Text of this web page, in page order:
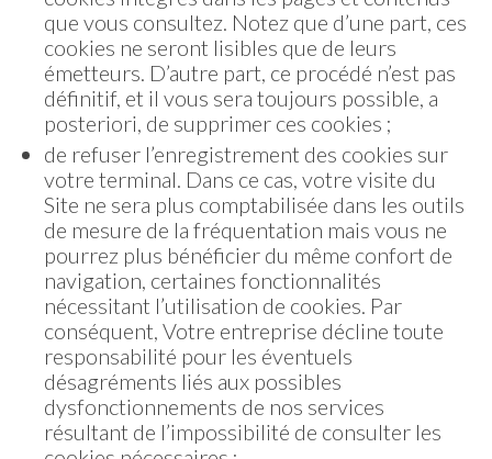
que vous consultez. Notez que d’une part, ces
cookies ne seront lisibles que de leurs
émetteurs. D’autre part, ce procédé n’est pas
définitif, et il vous sera toujours possible, a
posteriori, de supprimer ces cookies ;
de refuser l’enregistrement des cookies sur
votre terminal. Dans ce cas, votre visite du
Site ne sera plus comptabilisée dans les outils
de mesure de la fréquentation mais vous ne
pourrez plus bénéficier du même confort de
navigation, certaines fonctionnalités
nécessitant l’utilisation de cookies. Par
conséquent, Votre entreprise décline toute
responsabilité pour les éventuels
désagréments liés aux possibles
dysfonctionnements de nos services
résultant de l’impossibilité de consulter les